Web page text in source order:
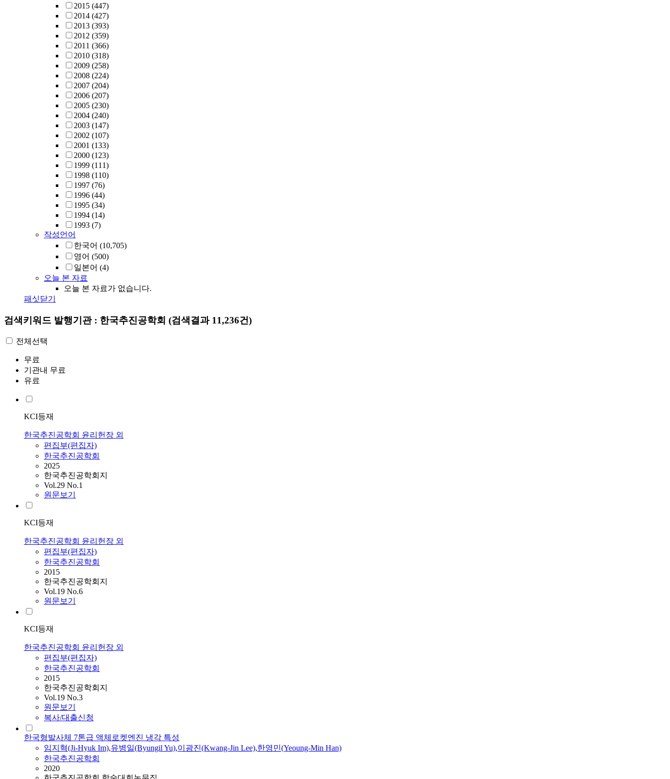
2015 (447)
2014 (427)
2013 (393)
2012 (359)
2011 (366)
2010 (318)
2009 (258)
2008 (224)
2007 (204)
2006 (207)
2005 (230)
2004 (240)
2003 (147)
2002 (107)
2001 (133)
2000 (123)
1999 (111)
1998 (110)
1997 (76)
1996 (44)
1995 (34)
1994 (14)
1993 (7)
작성언어
한국어 (10,705)
영어 (500)
일본어 (4)
오늘 본 자료
오늘 본 자료가 없습니다.
패싯닫기
검색키워드 발행기관 : 한국추진공학회 (검색결과 11,236건)
전체선택
무료
기관내 무료
유료
KCI등재
한국추진공학회 윤리헌장 외
편집부(편집자)
한국추진공학회
2025
한국추진공학회지
Vol.29 No.1
원문보기
KCI등재
한국추진공학회 윤리헌장 외
편집부(편집자)
한국추진공학회
2015
한국추진공학회지
Vol.19 No.6
원문보기
KCI등재
한국추진공학회 윤리헌장 외
편집부(편집자)
한국추진공학회
2015
한국추진공학회지
Vol.19 No.3
원문보기
복사/대출신청
한국형발사체 7톤급 액체로켓엔진 냉각 특성
임지혁(Ji-Hyuk Im),유병일(Byungil Yu),이광진(Kwang-Jin Lee),한영민(Yeoung-Min Han)
한국추진공학회
2020